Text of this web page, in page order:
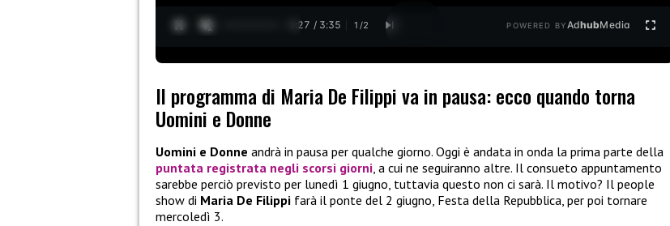
0:28 / 3:35 1 /2 POWERED BYAdhubMedia
Il programma di Maria De Filippi va in pausa: ecco quando torna
Uomini e Donne
Uomini e Donne andrà in pausa per qualche giorno. Oggi è andata in onda la prima parte della
puntata registrata negli scorsi giorni, a cui ne seguiranno altre. Il consueto appuntamento
sarebbe perciò previsto per lunedì 1 giugno, tuttavia questo non ci sarà. Il motivo? Il people
show di Maria De Filippi farà il ponte del 2 giugno, Festa della Repubblica, per poi tornare
mercoledì 3.